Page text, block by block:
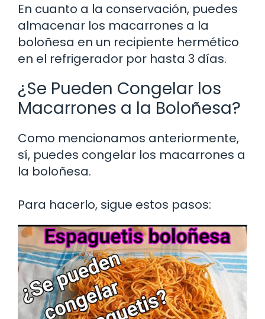
En cuanto a la conservación, puedes
almacenar los macarrones a la
boloñesa en un recipiente hermético
en el refrigerador por hasta 3 días.
¿Se Pueden Congelar los
Macarrones a la Boloñesa?
Como mencionamos anteriormente,
sí, puedes congelar los macarrones a
la boloñesa.
Para hacerlo, sigue estos pasos: